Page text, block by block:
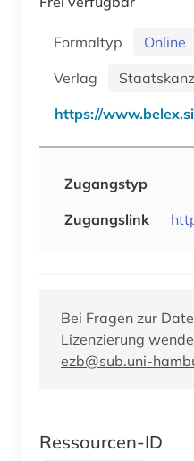
Formaltyp
Online
Verlag
https://
Zugangstyp
Zugangslink
Bei Fragen zur
Lizenzierung
ezb@sub.uni-
Ressourcen-ID